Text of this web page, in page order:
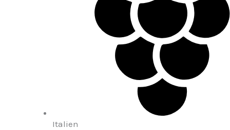
Italien